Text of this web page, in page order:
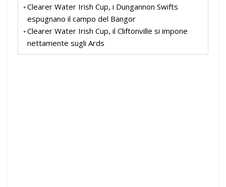
Clearer Water Irish Cup, i Dungannon Swifts
espugnano il campo del Bangor
Clearer Water Irish Cup, il Cliftonville si impone
nettamente sugli Ards